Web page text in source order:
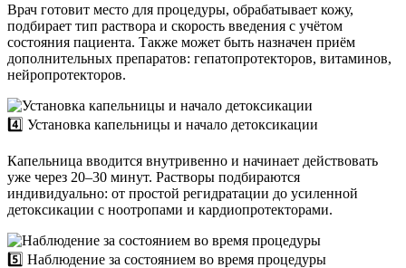
Врач готовит место для процедуры, обрабатывает кожу,
подбирает тип раствора и скорость введения с учётом
состояния пациента. Также может быть назначен приём
дополнительных препаратов: гепатопротекторов, витаминов,
нейропротекторов.
4️⃣ Установка капельницы и начало детоксикации
Капельница вводится внутривенно и начинает действовать
уже через 20–30 минут. Растворы подбираются
индивидуально: от простой регидратации до усиленной
детоксикации с ноотропами и кардиопротекторами.
5️⃣ Наблюдение за состоянием во время процедуры